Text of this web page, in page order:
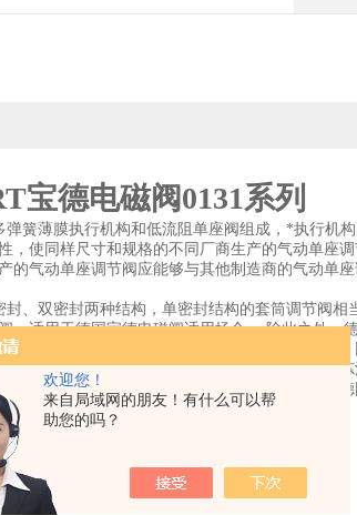
欢迎您！
来自局域网的朋友！有什么可以帮
助您的吗？
宝德电磁阀0131系列
弹簧薄膜执行机构和低流阻单座阀组成，*执行机
，使同样尺寸和规格的不同厂商生产的气动单座
的气动单座调节阀应能够与其他制造商的气动单
封、双密封两种结构，单密封结构的套筒调节阀
，适用于德国宝德电磁阀适用场合。 除此之外，
，但应用于不干净介质时不应选德国宝德电磁阀
要预先估计出可能产生的噪声之强度。调节阀是
产生的噪声之强度，以便采取相应的措施。目前
宝德电磁阀0131系列